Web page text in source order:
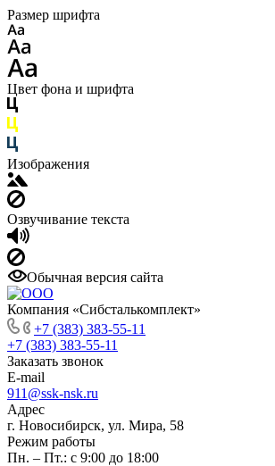
Размер шрифта
Цвет фона и шрифта
Изображения
Озвучивание текста
Обычная версия сайта
Компания «Сибсталькомплект»
+7 (383) 383-55-11
+7 (383) 383-55-11
Заказать звонок
E-mail
911@ssk-nsk.ru
Адрес
г. Новосибирск, ул. Мира, 58
Режим работы
Пн. – Пт.: с 9:00 до 18:00